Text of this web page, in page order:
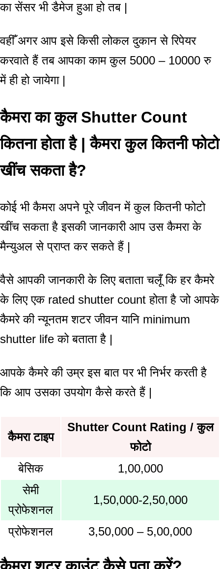
का सेंसर भी डैमेज हुआ हो तब |
वहीँ अगर आप इसे किसी लोकल दुकान से रिपेयर
करवाते हैं तब आपका काम कुल 5000 – 10000 रु
में ही हो जायेगा |
कैमरा का कुल Shutter Count
कितना होता है | कैमरा कुल कितनी फोटो
खींच सकता है?
कोई भी कैमरा अपने पूरे जीवन में कुल कितनी फोटो
खींच सकता है इसकी जानकारी आप उस कैमरा के
मैन्युअल से प्राप्त कर सकते हैं |
वैसे आपकी जानकारी के लिए बताता चलूँ कि हर कैमरे
के लिए एक rated shutter count होता है जो आपके
कैमरे की न्यूनतम शटर जीवन यानि minimum
shutter life को बताता है |
आपके कैमरे की उम्र इस बात पर भी निर्भर करती है
कि आप उसका उपयोग कैसे करते हैं |
कैमरा टाइप
Shutter Count Rating / कुल
फोटो
बेसिक
1,00,000
सेमी
प्रोफेशनल
1,50,000-2,50,000
प्रोफेशनल 3,50,000 – 5,00,000